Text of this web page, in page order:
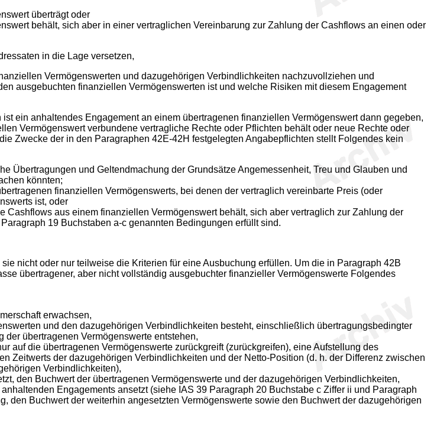
überträgt oder
behält, sich aber in einer vertraglichen Vereinbarung zur Zahlung der Cashflows an einen oder
in die Lage versetzen,
Vermögenswerten und dazugehörigen Verbindlichkeiten nachzuvollziehen und
ausgebuchten finanziellen Vermögenswerten ist und welche Risiken mit diesem Engagement
ein anhaltendes Engagement an einem übertragenen finanziellen Vermögenswert dann gegeben,
Vermögenswert verbundene vertragliche Rechte oder Pflichten behält oder neue Rechte oder
Zwecke der in den Paragraphen 42E-42H festgelegten Angabepflichten stellt Folgendes kein
Übertragungen und Geltendmachung der Grundsätze Angemessenheit, Treu und Glauben und
könnten;
finanziellen Vermögenswerts, bei denen der vertraglich vereinbarte Preis (oder
ist, oder
aus einem finanziellen Vermögenswert behält, sich aber vertraglich zur Zahlung der
19 Buchstaben a-c genannten Bedingungen erfüllt sind.
nicht oder nur teilweise die Kriterien für eine Ausbuchung erfüllen. Um die in Paragraph 42B
übertragener, aber nicht vollständig ausgebuchter finanzieller Vermögenswerte Folgendes
erwachsen,
und den dazugehörigen Verbindlichkeiten besteht, einschließlich übertragungsbedingter
übertragenen Vermögenswerte entstehen,
auf die übertragenen Vermögenswerte zurückgreift (zurückgreifen), eine Aufstellung des
Zeitwerts der dazugehörigen Verbindlichkeiten und der Netto-Position (d. h. der Differenz zwischen
Verbindlichkeiten),
den Buchwert der übertragenen Vermögenswerte und der dazugehörigen Verbindlichkeiten,
Engagements ansetzt (siehe IAS 39 Paragraph 20 Buchstabe c Ziffer ii und Paragraph
den Buchwert der weiterhin angesetzten Vermögenswerte sowie den Buchwert der dazugehörigen